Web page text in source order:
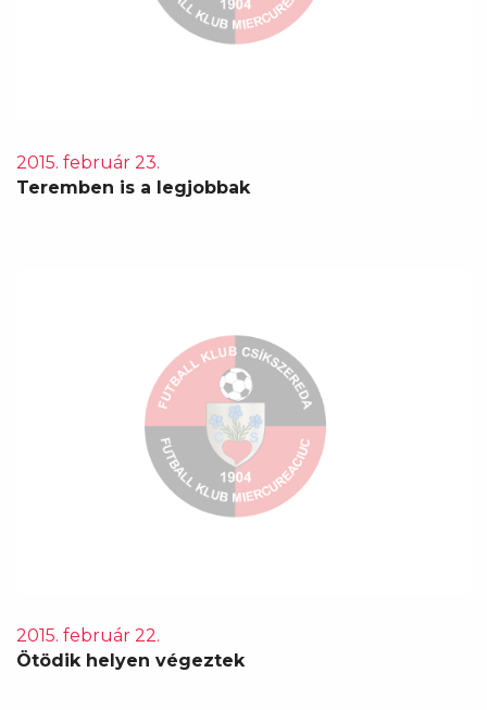
2015. február 23.
Teremben is a legjobbak
2015. február 22.
Ötödik helyen végeztek